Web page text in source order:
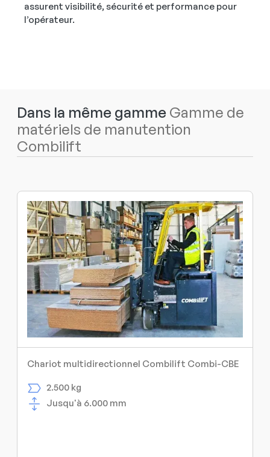
assurent visibilité, sécurité et performance pour
l’opérateur.
Dans la même gamme Gamme de
matériels de manutention
Combilift
Chariot multidirectionnel Combilift Combi-CBE
2.500 kg
Jusqu'à 6.000 mm